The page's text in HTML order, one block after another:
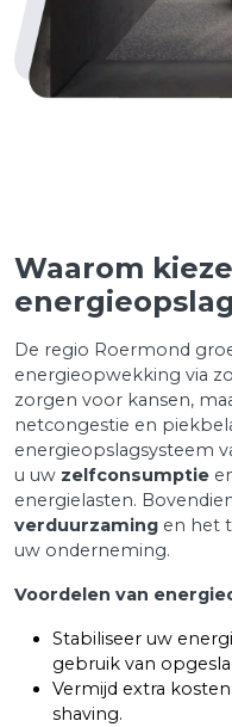
Waarom
De regio Roermond
energieopwekking via
zorgen voor kansen,
netcongestie en
energieopslagsysteem
u uw zelfconsumptie
energielasten.
verduurzaming en het
uw onderneming.
Voordelen van
Stabiliseer uw
gebruik van
Vermijd extra
shaving.